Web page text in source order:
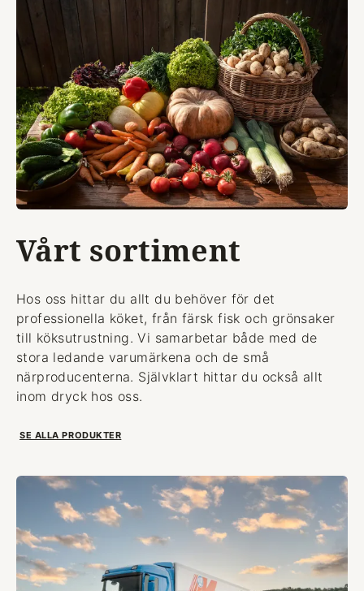
Vårt sortiment
Hos oss hittar du allt du behöver för det
professionella köket, från färsk fisk och grönsaker
till köksutrustning. Vi samarbetar både med de
stora ledande varumärkena och de små
närproducenterna. Självklart hittar du också allt
inom dryck hos oss.
SE ALLA PRODUKTER